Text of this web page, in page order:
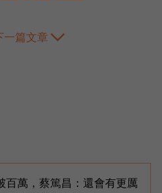
一篇文章
百萬，蔡篤昌：還會有更厲